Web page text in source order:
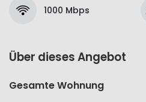
1000 Mbps
Über dieses Angebot
Gesamte Wohnung